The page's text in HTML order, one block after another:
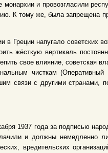
и провозгласили
К тому же, была запрещена
в Греции напугало советских
жёсткую вертикаль
свое влияние, советская
чисткам
связи с другими странами,
1937 года за подписью
и должны немедленно
вредительских